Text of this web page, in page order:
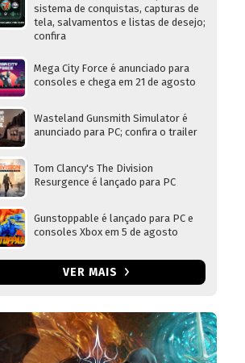
sistema de conquistas, capturas de
tela, salvamentos e listas de desejo;
confira
Mega City Force é anunciado para
consoles e chega em 21 de agosto
Wasteland Gunsmith Simulator é
anunciado para PC; confira o trailer
Tom Clancy's The Division
Resurgence é lançado para PC
Gunstoppable é lançado para PC e
consoles Xbox em 5 de agosto
VER MAIS